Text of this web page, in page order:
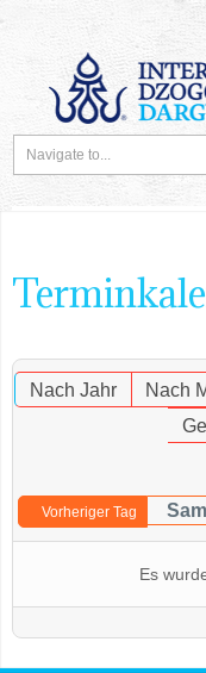
Nach Jahr Nach
Vorheriger Tag
Es